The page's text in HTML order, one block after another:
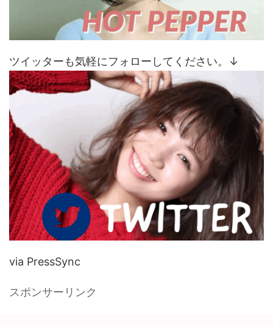
ツイッターも気軽にフォローしてください。↓
via PressSync
スポンサーリンク